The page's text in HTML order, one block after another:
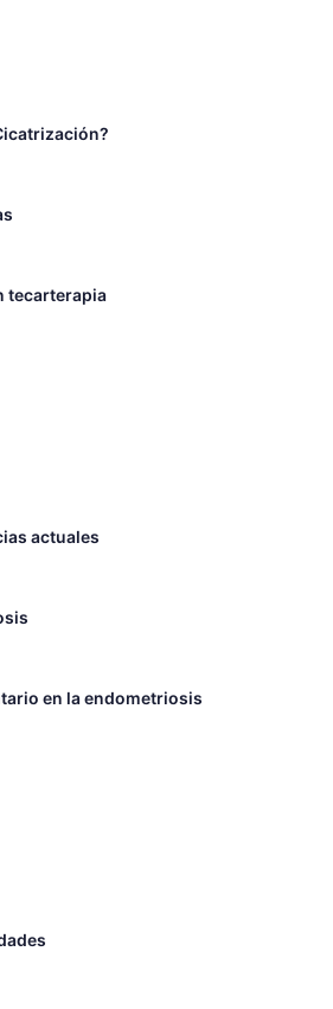
tecarterapia
actuales
en la endometriosis